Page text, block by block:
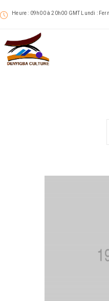
Heure : 09h00 à 20h00 GMT Lundi :